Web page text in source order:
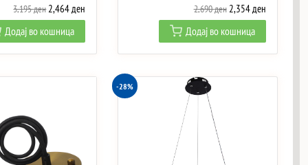
3,195ден Original
price
was:
3,195 ден.
2,464ден
price
is:
2,464 ден.
Додај во кошница
2,690ден Original
price
was:
2,690 ден.
2,354денCurrent
price
is:
2,354 ден.
Додај во кошница
-28%